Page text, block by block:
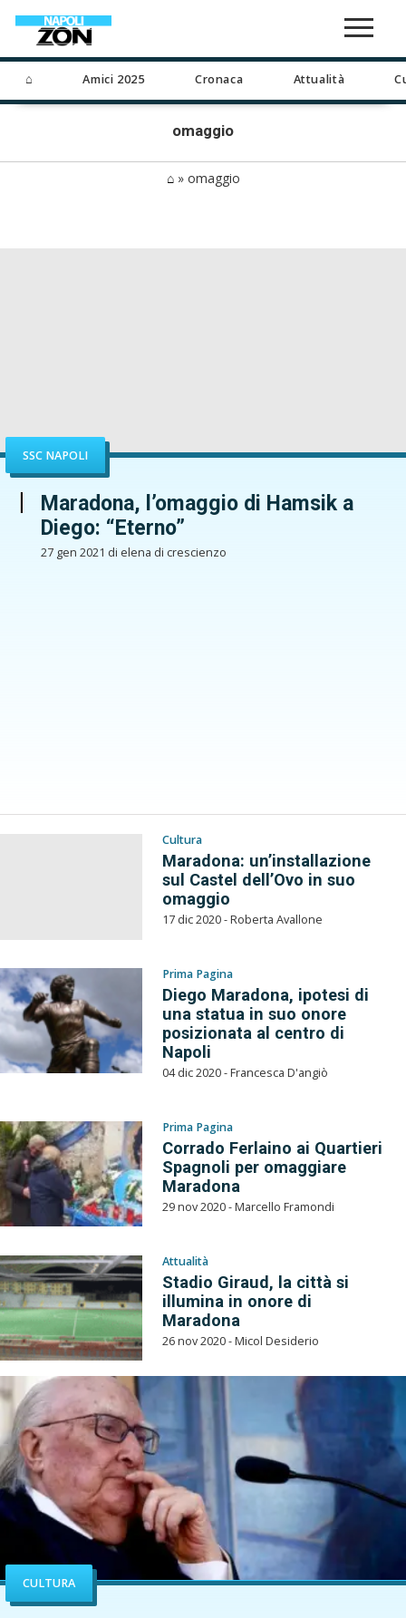
⌂ Amici 2025 Cronaca Attualità
omaggio
⌂» omaggio
SSC NAPOLI
Maradona, l’omaggio di Hamsik a
Diego: “Eterno”
27 gen 2021 di elena di crescienzo
Cultura
Maradona: un’installazione
sul Castel dell’Ovo in suo
omaggio
17 dic 2020 - Roberta Avallone
Prima Pagina
Diego Maradona, ipotesi di
una statua in suo onore
posizionata al centro di
Napoli
04 dic 2020 - Francesca D'angiò
Prima Pagina
Corrado Ferlaino ai Quartieri
Spagnoli per omaggiare
Maradona
29 nov 2020 - Marcello Framondi
Attualità
Stadio Giraud, la città si
illumina in onore di
Maradona
26 nov 2020 - Micol Desiderio
CULTURA